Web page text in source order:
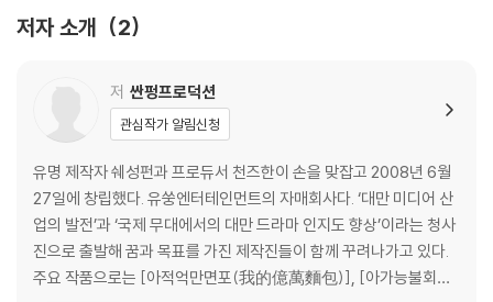
저자 소개 2
저 싼펑프로덕션
관심작가 알림신청
유명 제작자 쉐성펀과 프로듀서 천즈한이 손을 맞잡고 2008년 6월
27일에 창립했다. 유쑹엔터테인먼트의 자매회사다. ‘대만 미디어 산
업의 발전’과 ‘국제 무대에서의 대만 드라마 인지도 향상’이라는 청사
진으로 출발해 꿈과 목표를 가진 제작진들이 함께 꾸려나가고 있다.
주요 작품으로는 [아적억만면포(我的億萬麵包)], [아가능불회애